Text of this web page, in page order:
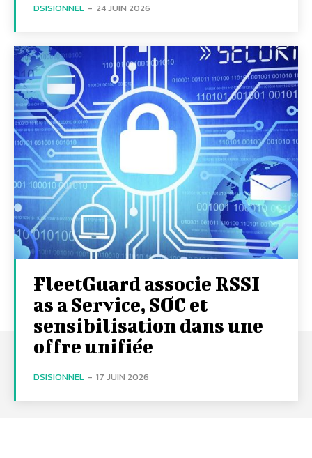
DSISIONNEL - 24 JUIN 2026
FleetGuard associe RSSI
as a Service, SOC et
sensibilisation dans une
offre unifiée
DSISIONNEL - 17 JUIN 2026